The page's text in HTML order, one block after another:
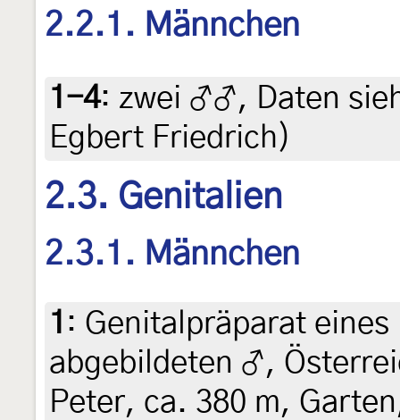
2.2.1. Männchen
1-4: zwei ♂♂, Daten
Egbert Friedrich)
2.3. Genitalien
2.3.1. Männchen
1 : Genitalpräparat
abgebildeten ♂,
Peter, ca. 380 m,